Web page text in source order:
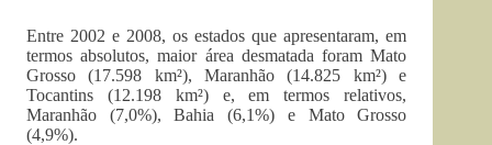
Entre 2002 e 2008, os estados que apresentaram, em
termos absolutos, maior área desmatada foram Mato
Grosso (17.598 km²), Maranhão (14.825 km²) e
Tocantins (12.198 km²) e, em termos relativos,
Maranhão (7,0%), Bahia (6,1%) e Mato Grosso
(4,9%).